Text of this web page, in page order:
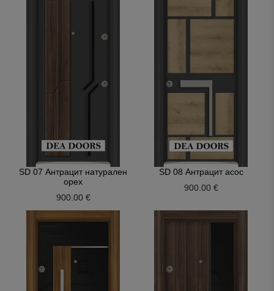
SD 07 Антрацит натурален
орех
900.00 €
SD 08 Антрацит асос
900.00 €